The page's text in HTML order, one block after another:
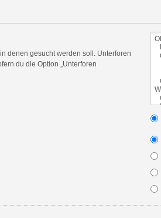
denen gesucht werden soll. Unterforen
du die Option „Unterforen